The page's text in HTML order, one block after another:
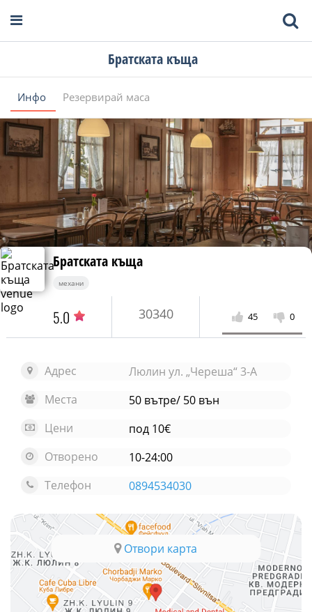
Братската къща
Инфо Резервирай маса
Братската къща
механи
5.0 30340 45 0
Адрес
Люлин ул. „Череша“ 3-А
Места
50 вътре/ 50 вън
Цени
под 10€
Отворено
10-24:00
Телефон
0894534030
Отвори карта